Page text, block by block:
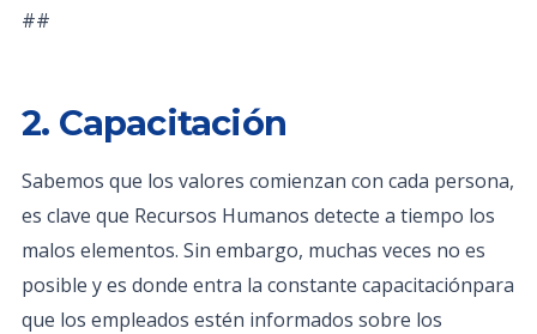
##
2. Capacitación
Sabemos que los valores comienzan con cada persona,
es clave que Recursos Humanos detecte a tiempo los
malos elementos. Sin embargo, muchas veces no es
posible y es donde entra la constante capacitaciónpara
que los empleados estén informados sobre los